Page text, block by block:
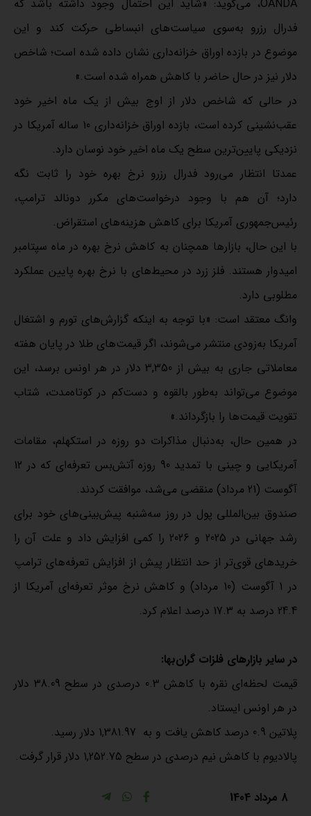
OANDA، می‌گوید: «شاید این احتمال وجود داشته باشد که
فدرال رزرو به‌سوی سیاست‌های انبساطی حرکت کند و این
موضوع در بازده اوراق خزانه‌داری نشان داده شده است؛ شاخص
دلار نیز در حال حاضر با کاهش همراه شده است.»
در حالی که شاخص دلار از اوج بیش از یک ماه اخیر خود
عقب‌نشینی کرده است، بازده اوراق خزانه‌داری 10 ساله‌ آمریکا در
نزدیکی پایین‌ترین سطح یک ماه اخیر خود نوسان دارد.
عمدتا انتظار می‌رود فدرال رزرو نرخ‌ بهره خود را ثابت نگه
دارد؛ آن هم با وجود درخواست‌های مکرر دونالد ترامپ،
رئیس‌جمهوری آمریکا برای کاهش هزینه‌های استقراض.
با این حال، بازارها همچنان به کاهش نرخ‌ بهره در ماه سپتامبر
امیدوار هستند. فلز زرد در محیط‌های با نرخ‌ بهره پایین عملکرد
مطلوبی دارد.
وانگ معتقد است:‌ «با توجه به اینکه گزارش‌های تورم و اشتغال
آمریکا به‌زودی منتشر می‌شوند، اگر قیمت‌های طلا در پایان هفته
معاملاتی جاری به بیش از 3,350 دلار در هر اونس برسد، این
موضوع می‌تواند به‌طور بالقوه و دست‌کم در کوتاه‌مدت، شتاب
تقویت قیمت‌ها را بازگرداند.»
در همین حال، به‌دنبال مذاکرات دو روزه در استکهلم، مقامات
آمریکایی و چینی با تمدید 90 روزه آتش‌بس تعرفه‌ای که در 12
آگوست‌ (21 مرداد) منقضی می‌شد، موافقت کردند.
صندوق بین‌المللی پول در روز سه‌شنبه پیش‌بینی‌های خود برای
رشد جهانی در 2025 و 2026 را کمی افزایش داد و علت آن را
خریدهای قوی‌تر از حد انتظار پیش از افزایش تعرفه‌های ترامپ
در 1 آگوست (10 مرداد) و کاهش نرخ موثر تعرفه‌ای آمریکا از
24.4 درصد به 17.3 درصد اعلام کرد.
در سایر بازارهای فلزات گران‌بها:
قیمت لحظه‌ای نقره با کاهش 0.3 درصدی در سطح 38.09 دلار
در هر اونس ایستاد.
پلاتین 0.9 درصد کاهش یافت و به 1,381.97 دلار رسید.
پالادیوم با کاهش نیم درصدی در سطح 1,252.75 دلار قرار گرفت.
8 مرداد 1404